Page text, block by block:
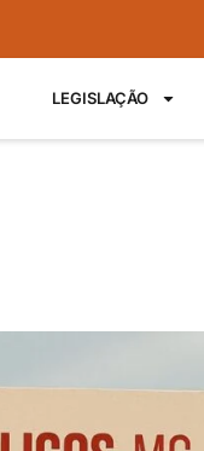
LEGISLAÇÃO